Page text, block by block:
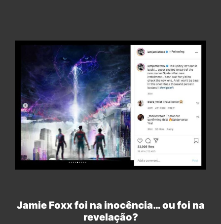
Jamie Foxx foi na inocência… ou foi na
revelação?